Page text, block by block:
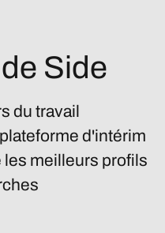
Side
du travail
d'intérim
meilleurs profils